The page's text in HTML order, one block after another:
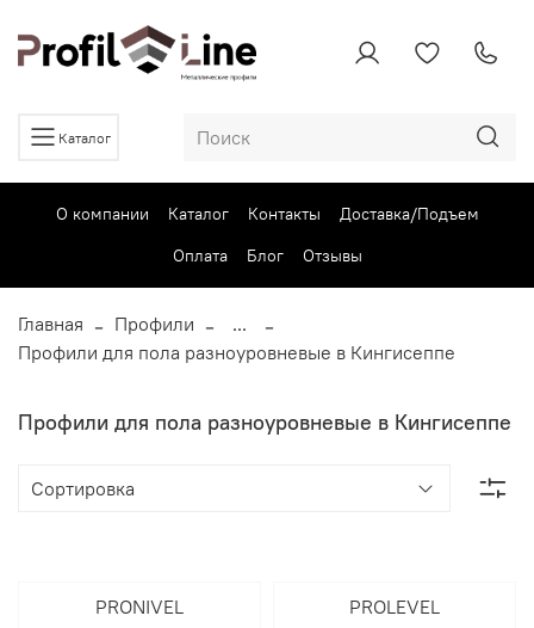
Каталог
О компании Каталог Контакты
Доставка/Подъем
Оплата
Блог Отзывы
Главная Профили
...
Профили для пола разноуровневые в Кингисеппе
Профили для пола разноуровневые в Кингисеппе
PRONIVEL PROLEVEL